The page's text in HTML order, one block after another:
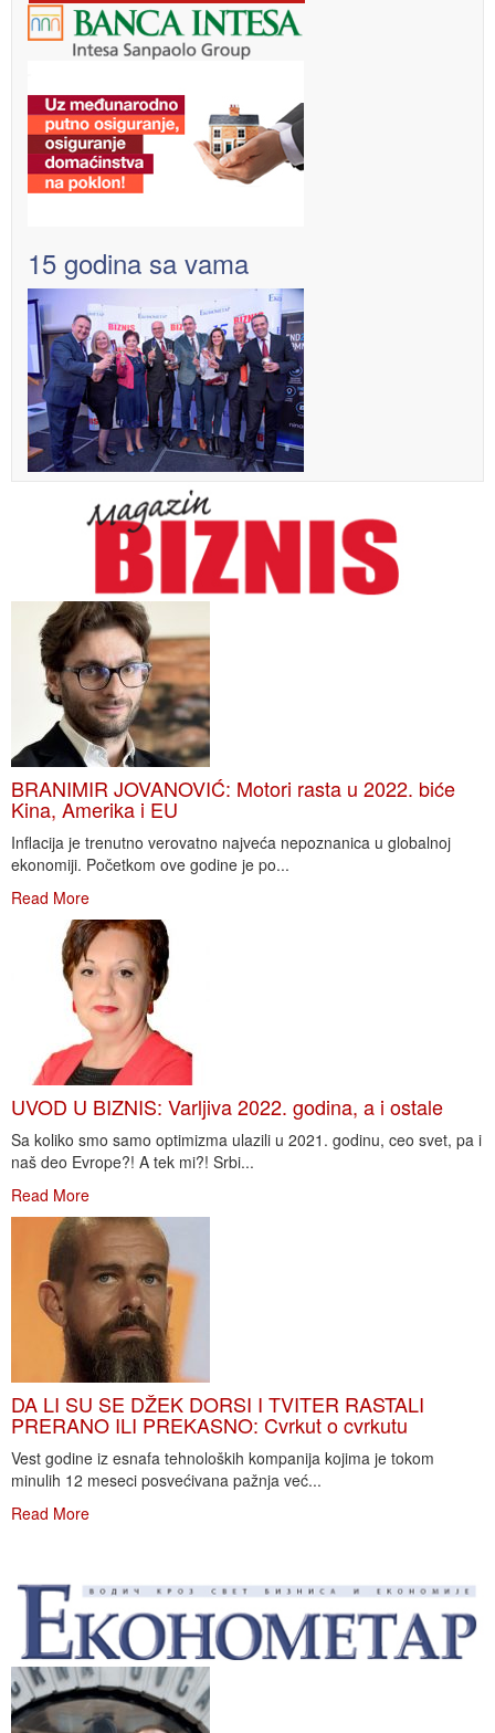
15 godina sa vama
BRANIMIR JOVANOVIĆ: Motori rasta u 2022. biće
Kina, Amerika i EU
Inflacija je trenutno verovatno najveća nepoznanica u globalnoj
ekonomiji. Početkom ove godine je po...
Read More
UVOD U BIZNIS: Varljiva 2022. godina, a i ostale
Sa koliko smo samo optimizma ulazili u 2021. godinu, ceo svet, pa i
naš deo Evrope?! A tek mi?! Srbi...
Read More
DA LI SU SE DŽEK DORSI I TVITER RASTALI
PRERANO ILI PREKASNO: Cvrkut o cvrkutu
Vest godine iz esnafa tehnoloških kompanija kojima je tokom
minulih 12 meseci posvećivana pažnja već...
Read More